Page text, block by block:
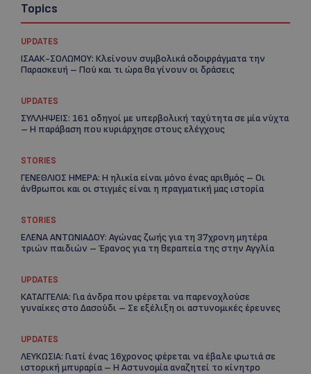
Topics
UPDATES
ΙΣΑΑΚ-ΣΟΛΩΜΟΥ: Κλείνουν συμβολικά οδοφράγματα την
Παρασκευή – Πού και τι ώρα θα γίνουν οι δράσεις
UPDATES
ΣΥΛΛΗΨΕΙΣ: 161 οδηγοί με υπερβολική ταχύτητα σε μία νύχτα
– Η παράβαση που κυριάρχησε στους ελέγχους
STORIES
ΓΕΝΕΘΛΙΟΣ ΗΜΕΡΑ: Η ηλικία είναι μόνο ένας αριθμός – Οι
άνθρωποι και οι στιγμές είναι η πραγματική μας ιστορία
STORIES
ΕΛΕΝΑ ΑΝΤΩΝΙΑΔΟΥ: Αγώνας ζωής για τη 37χρονη μητέρα
τριών παιδιών – Έρανος για τη θεραπεία της στην Αγγλία
UPDATES
ΚΑΤΑΓΓΕΛΙΑ: Για άνδρα που φέρεται να παρενοχλούσε
γυναίκες στο Δασούδι – Σε εξέλιξη οι αστυνομικές έρευνες
UPDATES
ΛΕΥΚΩΣΙΑ: Γιατί ένας 16χρονος φέρεται να έβαλε φωτιά σε
ιστορική μπυραρία – Η Αστυνομία αναζητεί το κίνητρο